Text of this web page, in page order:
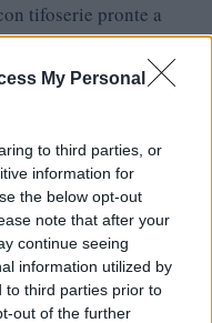
My Personal
to third parties, or
information for
the below opt-out
note that after your
continue seeing
information utilized by
to third parties prior to
out of the further
tifoserie pronte a
prese appunti
circuito toscano e
sui motori. In
metodico alle
'tecnica e
di appunti del